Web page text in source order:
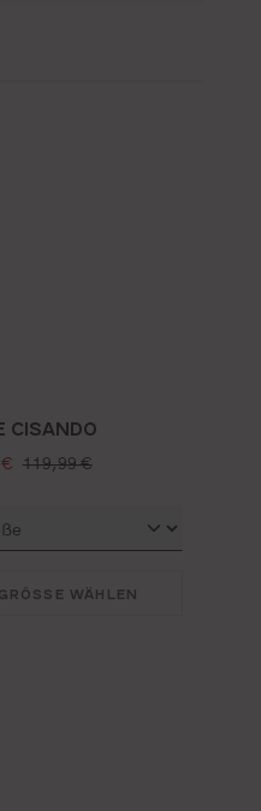
CISANDO
€ regulärer preis:
119,99 €
GRÖSSE WÄHLEN